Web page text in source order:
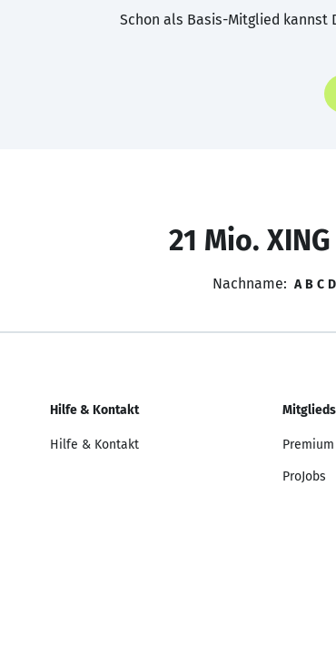
Schon als Basis-Mitglied kannst
21 Mio.
Nachname: A B C D
Hilfe & Kontakt
Hilfe & Kontakt Premium
ProJobs